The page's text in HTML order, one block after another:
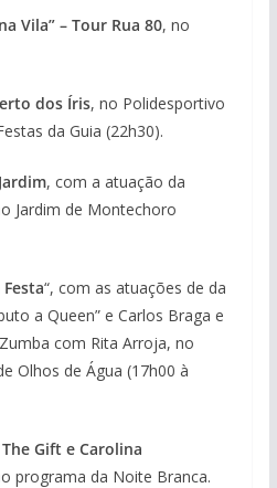
Vila” – Tour Rua 80, no
dos Íris, no Polidesportivo
da Guia (22h30).
, com a atuação da
Jardim de Montechoro
Festa“, com as atuações de da
a Queen” e Carlos Braga e
com Rita Arroja, no
Olhos de Água (17h00 à
Gift e Carolina
programa da Noite Branca.